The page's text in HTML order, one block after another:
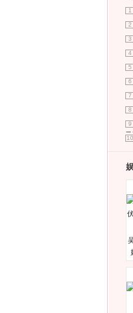
1
2
3
4
5
6
7
8
9
10